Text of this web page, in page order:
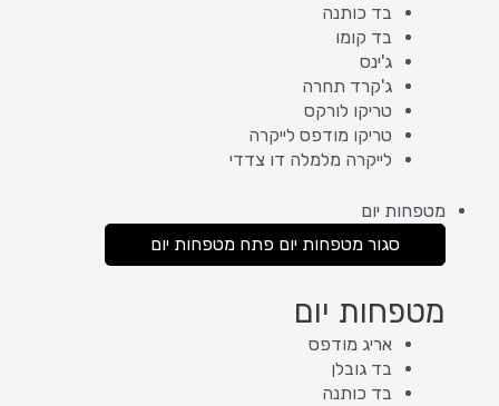
בד כותנה
בד קומו
ג'ינס
ג'קרד תחרה
טריקו לורקס
טריקו מודפס לייקרה
לייקרה מלמלה דו צדדי
מטפחות יום
סגור מטפחות יום פתח מטפחות יום
מטפחות יום
אריג מודפס
בד גובלן
בד כותנה